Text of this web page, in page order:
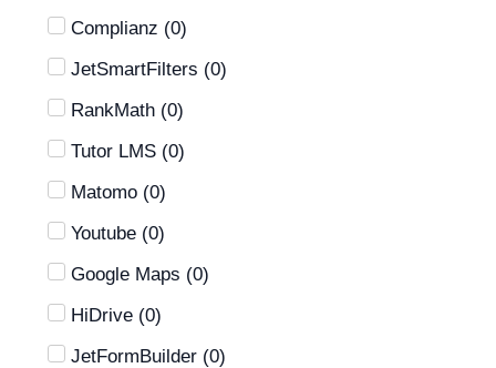
Complianz (0)
JetSmartFilters (0)
RankMath (0)
Tutor LMS (0)
Matomo (0)
Youtube (0)
Google Maps (0)
HiDrive (0)
JetFormBuilder (0)